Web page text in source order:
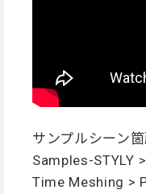
サンプルシーン
Samples-STYLY
Time Meshing >